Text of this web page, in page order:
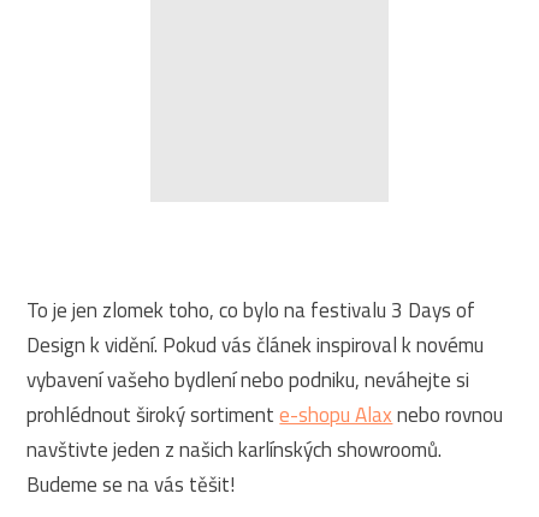
To je jen zlomek toho, co bylo na festivalu 3 Days of
Design k vidění. Pokud vás článek inspiroval k novému
vybavení vašeho bydlení nebo podniku, neváhejte si
prohlédnout široký sortimente-shopu Alaxnebo rovnou
navštivte jeden z našich karlínských showroomů.
Budeme se na vás těšit!